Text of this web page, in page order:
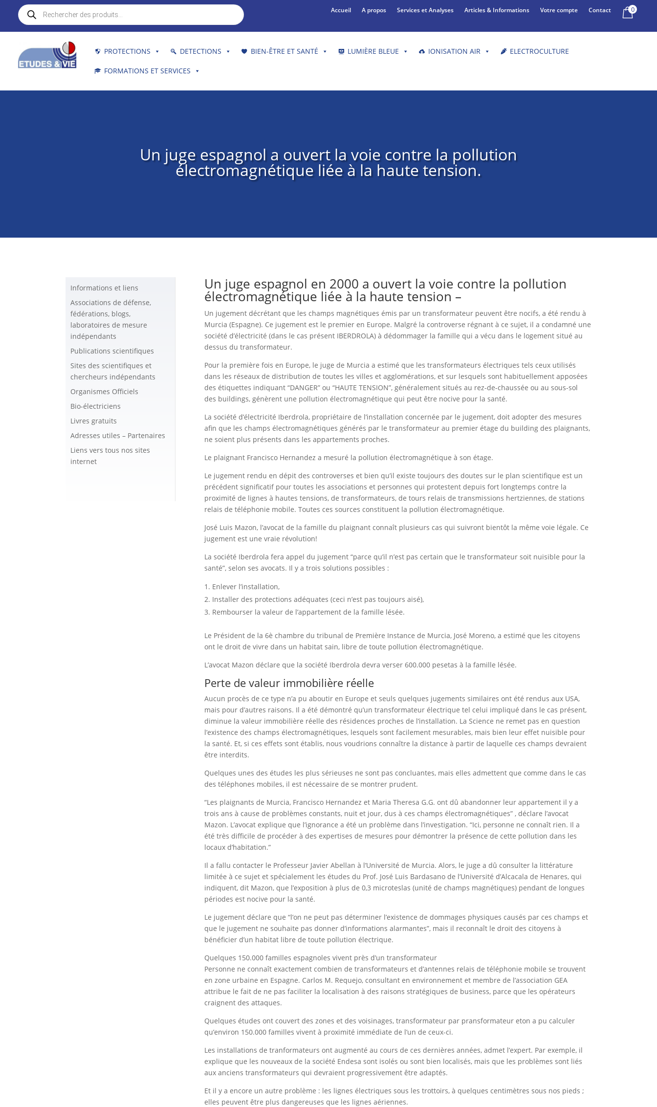
Recherche
de
produits
Accueil A propos Services et Analyses Articles & Informations Votre compte Contact 0
PROTECTIONS DETECTIONS BIEN-ÊTRE ET SANTÉ LUMIÈRE BLEUE IONISATION AIR ELECTROCULTURE
FORMATIONS ET SERVICES
Un juge espagnol a ouvert la voie contre la pollution
électromagnétique liée à la haute tension.
Informations et liens
Associations de défense,
fédérations, blogs,
laboratoires de mesure
indépendants
Publications scientifiques
Sites des scientifiques et
chercheurs indépendants
Organismes Officiels
Bio-électriciens
Livres gratuits
Adresses utiles – Partenaires
Liens vers tous nos sites
internet
Un juge espagnol en 2000 a ouvert la voie contre la pollution
électromagnétique liée à la haute tension –
Un jugement décrétant que les champs magnétiques émis par un transformateur peuvent être nocifs, a été rendu à
Murcia (Espagne). Ce jugement est le premier en Europe. Malgré la controverse régnant à ce sujet, il a condamné une
société d’électricité (dans le cas présent IBERDROLA) à dédommager la famille qui a vécu dans le logement situé au
dessus du transformateur.
Pour la première fois en Europe, le juge de Murcia a estimé que les transformateurs électriques tels ceux utilisés
dans les réseaux de distribution de toutes les villes et agglomérations, et sur lesquels sont habituellement apposées
des étiquettes indiquant “DANGER” ou “HAUTE TENSION”, généralement situés au rez-de-chaussée ou au sous-sol
des buildings, génèrent une pollution électromagnétique qui peut être nocive pour la santé.
La société d’électricité Iberdrola, propriétaire de l’installation concernée par le jugement, doit adopter des mesures
afin que les champs électromagnétiques générés par le transformateur au premier étage du building des plaignants,
ne soient plus présents dans les appartements proches.
Le plaignant Francisco Hernandez a mesuré la pollution électromagnétique à son étage.
Le jugement rendu en dépit des controverses et bien qu’il existe toujours des doutes sur le plan scientifique est un
précédent significatif pour toutes les associations et personnes qui protestent depuis fort longtemps contre la
proximité de lignes à hautes tensions, de transformateurs, de tours relais de transmissions hertziennes, de stations
relais de téléphonie mobile. Toutes ces sources constituent la pollution électromagnétique.
José Luis Mazon, l’avocat de la famille du plaignant connaît plusieurs cas qui suivront bientôt la même voie légale. Ce
jugement est une vraie révolution!
La société Iberdrola fera appel du jugement “parce qu’il n’est pas certain que le transformateur soit nuisible pour la
santé”, selon ses avocats. Il y a trois solutions possibles :
Enlever l’installation,
Installer des protections adéquates (ceci n’est pas toujours aisé),
Rembourser la valeur de l’appartement de la famille lésée.
Le Président de la 6è chambre du tribunal de Première Instance de Murcia, José Moreno, a estimé que les citoyens
ont le droit de vivre dans un habitat sain, libre de toute pollution électromagnétique.
L’avocat Mazon déclare que la société Iberdrola devra verser 600.000 pesetas à la famille lésée.
Perte de valeur immobilière réelle
Aucun procès de ce type n’a pu aboutir en Europe et seuls quelques jugements similaires ont été rendus aux USA,
mais pour d’autres raisons. Il a été démontré qu’un transformateur électrique tel celui impliqué dans le cas présent,
diminue la valeur immobilière réelle des résidences proches de l’installation. La Science ne remet pas en question
l’existence des champs électromagnétiques, lesquels sont facilement mesurables, mais bien leur effet nuisible pour
la santé. Et, si ces effets sont établis, nous voudrions connaître la distance à partir de laquelle ces champs devraient
être interdits.
Quelques unes des études les plus sérieuses ne sont pas concluantes, mais elles admettent que comme dans le cas
des téléphones mobiles, il est nécessaire de se montrer prudent.
“Les plaignants de Murcia, Francisco Hernandez et Maria Theresa G.G. ont dû abandonner leur appartement il y a
trois ans à cause de problèmes constants, nuit et jour, dus à ces champs électromagnétiques” , déclare l’avocat
Mazon. L’avocat explique que l’ignorance a été un problème dans l’investigation. “Ici, personne ne connaît rien. Il a
été très difficile de procéder à des expertises de mesures pour démontrer la présence de cette pollution dans les
locaux d’habitation.”
Il a fallu contacter le Professeur Javier Abellan à l’Université de Murcia. Alors, le juge a dû consulter la littérature
limitée à ce sujet et spécialement les études du Prof. José Luis Bardasano de l’Université d’Alcacala de Henares, qui
indiquent, dit Mazon, que l’exposition à plus de 0,3 microteslas (unité de champs magnétiques) pendant de longues
périodes est nocive pour la santé.
Le jugement déclare que “l’on ne peut pas déterminer l’existence de dommages physiques causés par ces champs et
que le jugement ne souhaite pas donner d’informations alarmantes”, mais il reconnaît le droit des citoyens à
bénéficier d’un habitat libre de toute pollution électrique.
Quelques 150.000 familles espagnoles vivent près d’un transformateur
Personne ne connaît exactement combien de transformateurs et d’antennes relais de téléphonie mobile se trouvent
en zone urbaine en Espagne. Carlos M. Requejo, consultant en environnement et membre de l’association GEA
attribue le fait de ne pas faciliter la localisation à des raisons stratégiques de business, parce que les opérateurs
craignent des attaques.
Quelques études ont couvert des zones et des voisinages, transformateur par pransformateur eton a pu calculer
qu’environ 150.000 familles vivent à proximité immédiate de l’un de ceux-ci.
Les installations de tranformateurs ont augmenté au cours de ces dernières années, admet l’expert. Par exemple, il
explique que les nouveaux de la société Endesa sont isolés ou sont bien localisés, mais que les problèmes sont liés
aux anciens transformateurs qui devraient progressivement être adaptés.
Et il y a encore un autre problème : les lignes électriques sous les trottoirs, à quelques centimètres sous nos pieds ;
elles peuvent être plus dangereuses que les lignes aériennes.